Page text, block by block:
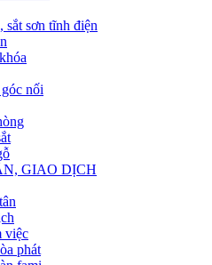
sắt sơn tĩnh điện
nối
GIAO DỊCH
việc
phát